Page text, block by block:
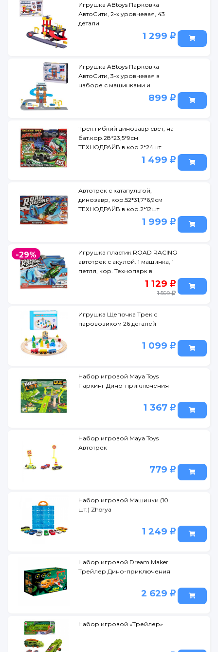
Игрушка ABtoys Парковка
АвтоСити, 2-х уровневая, 43
детали
1 299
Игрушка ABtoys Парковка
АвтоСити, 3-х уровневая в
наборе с машинками и
игровыми предметами899
Трек гибкий динозавр свет, на
бат.кор.28*23,5*9см
ТЕХНОДРАЙВ в кор.2*24шт
1 499
Автотрек с катапультой,
динозавр, кор.52*31,7*6,9см
ТЕХНОДРАЙВ в кор.2*12шт
1 999
-29%
Игрушка пластик ROAD RACING
автотрек с акулой. 1 машинка, 1
петля, кор. Технопарк в
1 129
1 599
Игрушка Щепочка Трек с
паровозиком 26 деталей
1 099
Набор игровой Maya Toys
Паркинг Дино-приключения
1 367
Набор игровой Maya Toys
Автотрек
779
Набор игровой Машинки (10
шт.) Zhorya
1 249
Набор игровой Dream Maker
Трейлер Дино-приключения
2 629
Набор игровой «Трейлер»